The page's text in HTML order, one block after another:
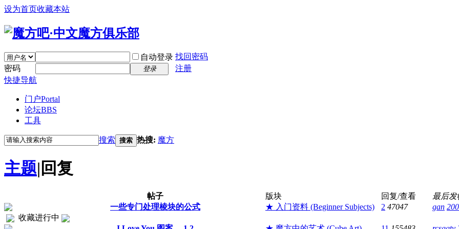
设为首页收藏本站
自动登录 找回密码
密码
登录
注册
快捷导航
门户Portal
论坛BBS
工具
搜索 搜索 热搜: 魔方
主题| 回复
帖子 版块 回复/查看
最后发
一些专门处理棱块的公式
★ 入门资料 (Beginner Subjects) 2 47047 gan
收藏进行中